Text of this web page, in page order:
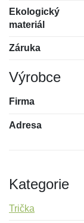
Ekologický
materiál
Záruka
Výrobce
Firma
Adresa
Kategorie
Trička